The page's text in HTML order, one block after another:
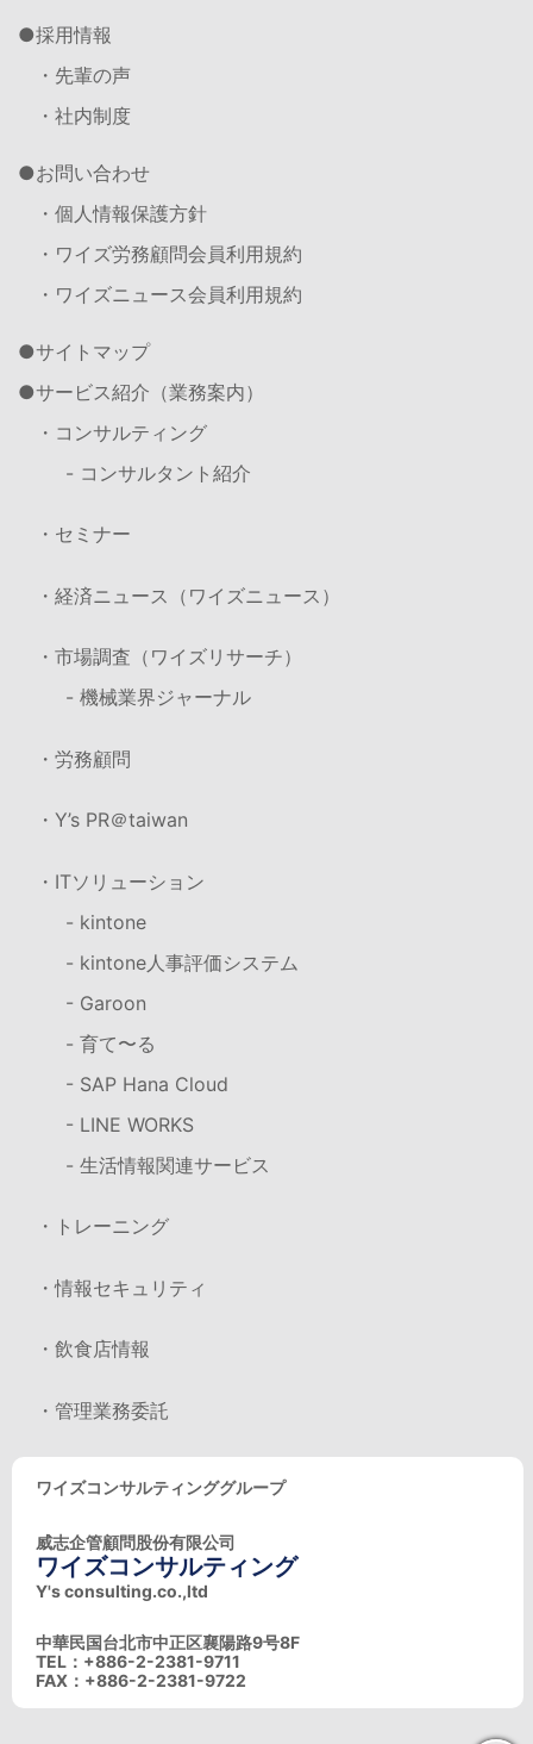
採用情報
・先輩の声
・社内制度
お問い合わせ
・個人情報保護方針
・ワイズ労務顧問会員利用規約
・ワイズニュース会員利用規約
サイトマップ
サービス紹介（業務案内）
・コンサルティング
- コンサルタント紹介
・セミナー
・経済ニュース（ワイズニュース）
・市場調査（ワイズリサーチ）
- 機械業界ジャーナル
・労務顧問
・Y’s PR＠taiwan
・ITソリューション
- kintone
- kintone人事評価システム
- Garoon
- 育て〜る
- SAP Hana Cloud
- LINE WORKS
- 生活情報関連サービス
・トレーニング
・情報セキュリティ
・飲食店情報
・管理業務委託
ワイズコンサルティンググループ
威志企管顧問股份有限公司
ワイズコンサルティング
Y's consulting.co.,ltd
中華民国台北市中正区襄陽路9号8F
TEL：+886-2-2381-9711
FAX：+886-2-2381-9722